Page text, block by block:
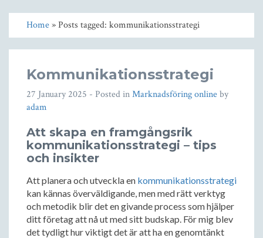
Home» Posts tagged: kommunikationsstrategi
Kommunikationsstrategi
27 January 2025 - Posted inMarknadsföring onlineby
adam
Att skapa en framgångsrik
kommunikationsstrategi – tips
och insikter
Att planera och utveckla en kommunikationsstrategi
kan kännas överväldigande, men med rätt verktyg
och metodik blir det en givande process som hjälper
ditt företag att nå ut med sitt budskap. För mig blev
det tydligt hur viktigt det är att ha en genomtänkt